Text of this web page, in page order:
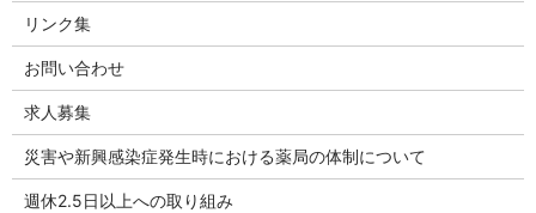
リンク集
お問い合わせ
求人募集
災害や新興感染症発生時における薬局の体制について
週休2.5日以上への取り組み